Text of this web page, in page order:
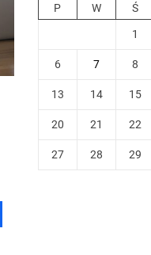
P W Ś
1
6 7 8
13 14 15
20 21 22
27 28 29